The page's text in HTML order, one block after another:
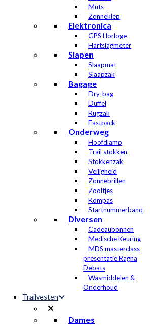
Muts
Zonneklep
Elektronica
GPS Horloge
Hartslagmeter
Slapen
Slaapmat
Slaapzak
Bagage
Dry-bag
Duffel
Rugzak
Fastpack
Onderweg
Hoofdlamp
Trail stokken
Stokkenzak
Veiligheid
Zonnebrillen
Zooltjes
Kompas
Startnummerband
Diversen
Cadeaubonnen
Medische Keuring
MDS masterclass
presentatie Ragna
Debats
Wasmiddelen &
Onderhoud
Trailvesten
Dames